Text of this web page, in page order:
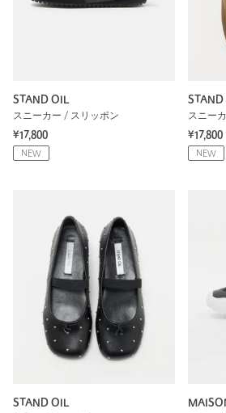
STAND OIL
スニーカー / スリッポン
¥17,800
NEW
STAND
スニー
¥17,800
NEW
STAND OIL